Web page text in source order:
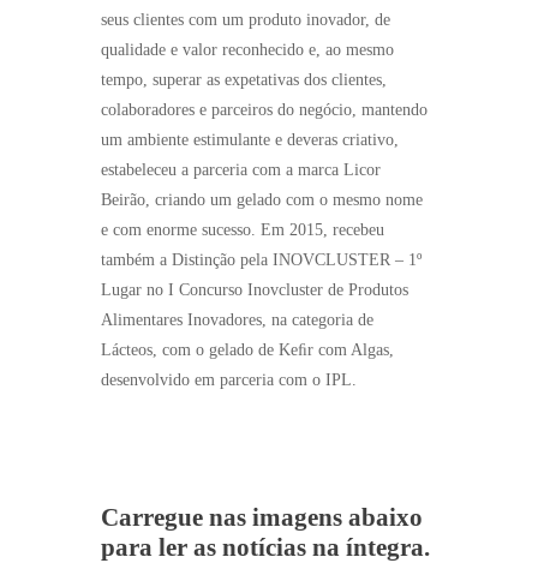
seus clientes com um produto inovador, de
qualidade e valor reconhecido e, ao mesmo
tempo, superar as expetativas dos clientes,
colaboradores e parceiros do negócio, mantendo
um ambiente estimulante e deveras criativo,
estabeleceu a parceria com a marca Licor
Beirão, criando um gelado com o mesmo nome
e com enorme sucesso. Em 2015, recebeu
também a Distinção pela INOVCLUSTER – 1º
Lugar no I Concurso Inovcluster de Produtos
Alimentares Inovadores, na categoria de
Lácteos, com o gelado de Keﬁr com Algas,
desenvolvido em parceria com o IPL.
Carregue nas imagens abaixo
para ler as notícias na íntegra.